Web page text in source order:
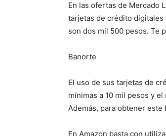
En las ofertas de Mercado
tarjetas de crédito digitales
son dos mil 500 pesos. Te
Banorte
El uso de sus tarjetas de
mínimas a 10 mil pesos y
Además, para obtener
En Amazon basta con